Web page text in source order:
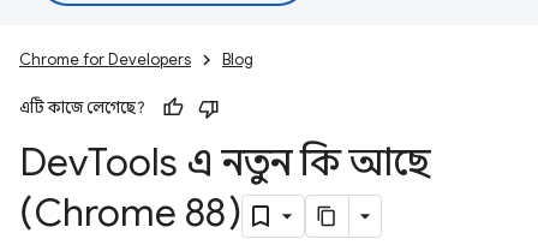
Chrome for Developers Blog
এটি কাজে লেগেছে?
DevTools এ নতুন কি আছে
(Chrome 88)